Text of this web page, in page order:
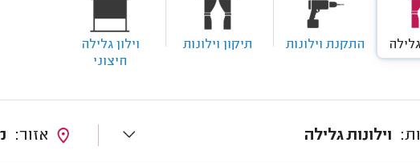
התקנת וילונות תיקון וילונות
וילון גלילה
חיצוני
וילונות גלילה